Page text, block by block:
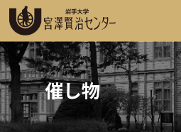
催し物